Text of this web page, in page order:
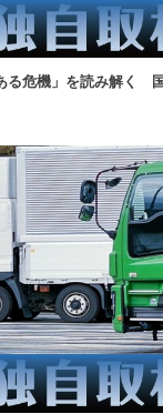
る危機」を読み解く